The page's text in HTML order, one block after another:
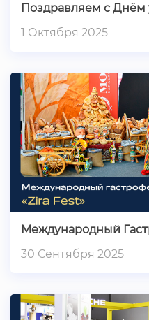
Поздравляем с Днём
1 Октября 2025
Международный
30 Сентября 2025